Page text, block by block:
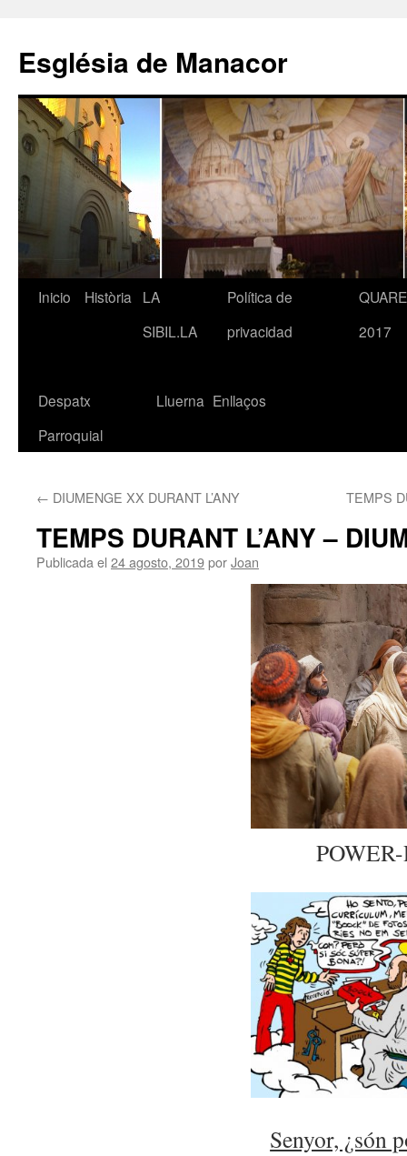
contenido
Església de Manacor
Inicio Història
LA
SIBIL.LA
Política de
privacidad
2017
Despatx
Parroquial
Lluerna Enllaços
← DIUMENGE XX DURANT L’ANY TEMPS
TEMPS DURANT L’ANY –
Publicada el 24 agosto, 2019porJoan
Senyor, ¿són